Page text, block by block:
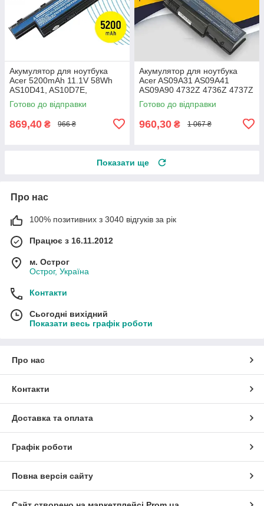
Акумулятор для ноутбука
Acer 5200mAh 11.1V 58Wh
AS10D41, AS10D7E,
AS10D73, Aspire E1-531 V3-
551 V3-571 5750G
Готово до відправки
869,40 ₴ 966 ₴
Акумулятор для ноутбука
Acer AS09A31 AS09A41
AS09A90 4732Z 4736Z 4737Z
4535G D525 D725 5517
5732z G630, 5200mAh
Готово до відправки
960,30 ₴ 1 067 ₴
Показати ще
Про нас
100% позитивних з 3040 відгуків за рік
Працює з 16.11.2012
м. Острог
Острог, Україна
Контакти
Сьогодні вихідний
Показати весь графік роботи
Про нас
Контакти
Доставка та оплата
Графік роботи
Повна версія сайту